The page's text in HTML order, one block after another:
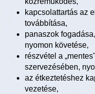
kapcsolattartás az
továbbítása,
panaszok
nyomon követése,
részvétel a
szervezésében,
az étkeztetéshez
vezetése,